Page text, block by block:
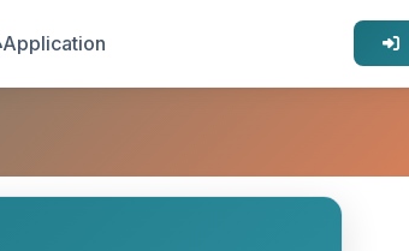
Application